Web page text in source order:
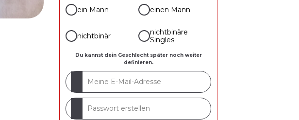
ein Mann
nichtbinär
einen Mann
nichtbinäre
Singles
Du kannst dein Geschlecht später noch weiter
definieren.
Meine
E-
Mail-
Adresse
Passwort
erstellen